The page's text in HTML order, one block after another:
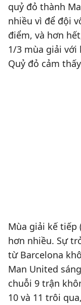
quỷ đỏ thành
nhiều vì để đội
điểm, và hơn
1/3 mùa giải với
Quỷ đỏ cảm
Mùa giải kế tiếp
hơn nhiều. Sự
từ Barcelona
Man United
chuỗi 9 trận
10 và 11 trôi